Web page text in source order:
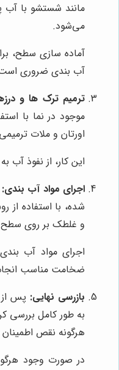
مانند شستشو با آب
می‌شود.
آماده سازی سطح،
آب بندی ضروری
ترمیم ترک ها و
موجود در نما با
اورتان و ملات
این کار، از نفوذ
اجرای مواد آب بندی:
شده، با استفاده
و غلطک بر روی سطح
اجرای مواد آب
ضخامت مناسب
بازرسی نهایی: پس از
به طور کامل بررسی
هرگونه نقص
در صورت وجود